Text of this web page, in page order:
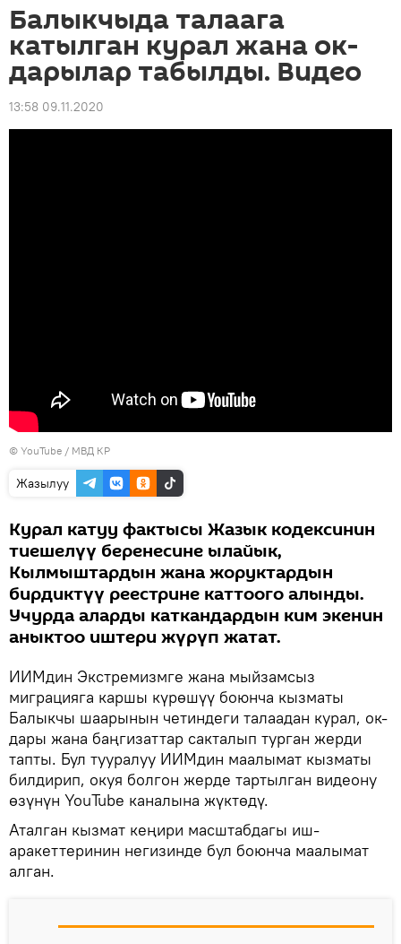
Балыкчыда талаага
катылган курал жана ок-
дарылар табылды. Видео
13:58 09.11.2020
© YouTube / МВД КР
Жазылуу
Курал катуу фактысы Жазык кодексинин
тиешелүү беренесине ылайык,
Кылмыштардын жана жоруктардын
бирдиктүү реестрине каттоого алынды.
Учурда аларды каткандардын ким экенин
аныктоо иштери жүрүп жатат.
ИИМдин Экстремизмге жана мыйзамсыз
миграцияга каршы күрөшүү боюнча кызматы
Балыкчы шаарынын четиндеги талаадан курал, ок-
дары жана баңгизаттар сакталып турган жерди
тапты. Бул тууралуу ИИМдин маалымат кызматы
билдирип, окуя болгон жерде тартылган видеону
өзүнүн YouTube каналына жүктөдү.
Аталган кызмат кеңири масштабдагы иш-
аракеттеринин негизинде бул боюнча маалымат
алган.